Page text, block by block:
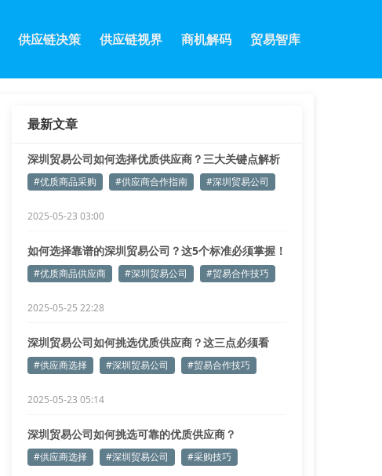
供应链决策 供应链视界 商机解码 贸易智库
最新文章
深圳贸易公司如何选择优质供应商？三大关键点解析
#优质商品采购 #供应商合作指南 #深圳贸易公司
2025-05-23 03:00
如何选择靠谱的深圳贸易公司？这5个标准必须掌握！
#优质商品供应商 #深圳贸易公司 #贸易合作技巧
2025-05-25 22:28
深圳贸易公司如何挑选优质供应商？这三点必须看
清！
#供应商选择 #深圳贸易公司 #贸易合作技巧
2025-05-23 05:14
深圳贸易公司如何挑选可靠的优质供应商？
#供应商选择 #深圳贸易公司 #采购技巧